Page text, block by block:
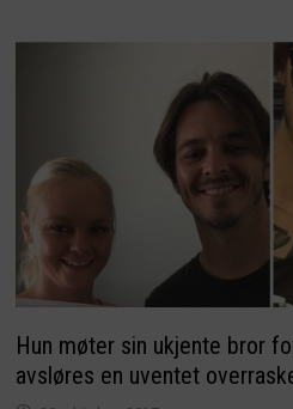
Hun møter sin ukjente bror
avsløres en uventet